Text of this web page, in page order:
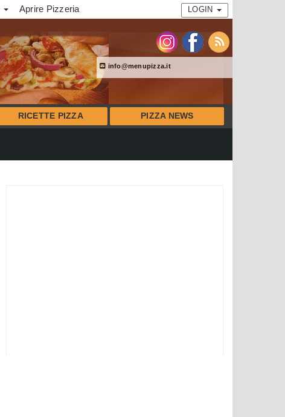
Aprire Pizzeria LOGIN
info@menupizza.it
RICETTE PIZZA PIZZA NEWS